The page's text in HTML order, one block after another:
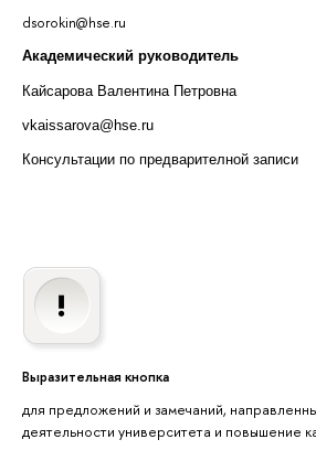
dsorokin@hse.ru
Академический руководитель
Кайсарова Валентина Петровна
vkaissarova@hse.ru
Консультации по предварителной записи
Выразительная кнопка
для предложений и замечаний,
деятельности университета и повышение